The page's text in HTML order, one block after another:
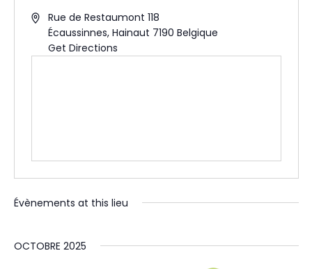
Rue de Restaumont 118
Écaussinnes, Hainaut 7190 Belgique
Get Directions
Évènements at this lieu
OCTOBRE 2025